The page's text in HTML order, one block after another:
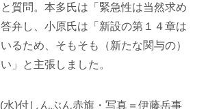
質問。本多氏は「緊急性は当然求め
弁し、小原氏は「新設の第１４章は
るため、そもそも（新たな関与の）
」と主張しました。
水)付しんぶん赤旗・写真＝伊藤岳事